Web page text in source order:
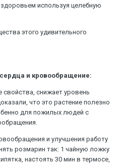
используя целебную
этого удивительного
и кровообращение:
свойства, снижает уровень
что это растение полезно
для пожилых людей с
и улучшения работу
розмарин так: 1 чайную ложку
настоять 30 мин в термосе,